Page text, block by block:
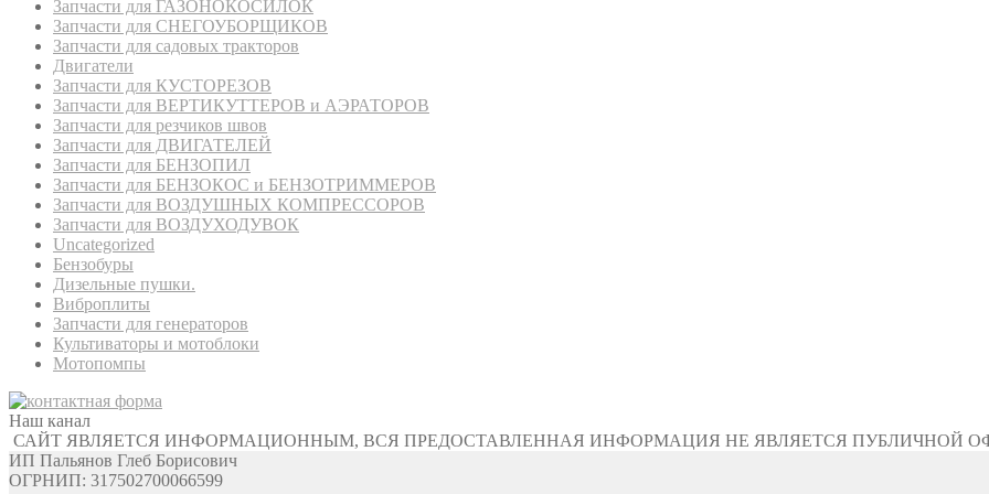
Запчасти для ГАЗОНОКОСИЛОК
Запчасти для СНЕГОУБОРЩИКОВ
Запчасти для садовых тракторов
Двигатели
Запчасти для КУСТОРЕЗОВ
Запчасти для ВЕРТИКУТТЕРОВ и АЭРАТОРОВ
Запчасти для резчиков швов
Запчасти для ДВИГАТЕЛЕЙ
Запчасти для БЕНЗОПИЛ
Запчасти для БЕНЗОКОС и БЕНЗОТРИММЕРОВ
Запчасти для ВОЗДУШНЫХ КОМПРЕССОРОВ
Запчасти для ВОЗДУХОДУВОК
Uncategorized
Бензобуры
Дизельные пушки.
Виброплиты
Запчасти для генераторов
Культиваторы и мотоблоки
Мотопомпы
Наш канал
САЙТ ЯВЛЯЕТСЯ ИНФОРМАЦИОННЫМ, ВСЯ ПРЕДОСТАВЛЕННАЯ ИНФОРМАЦИЯ НЕ ЯВЛЯЕТСЯ ПУБЛИЧНОЙ
ИП Пальянов Глеб Борисович
ОГРНИП: 317502700066599